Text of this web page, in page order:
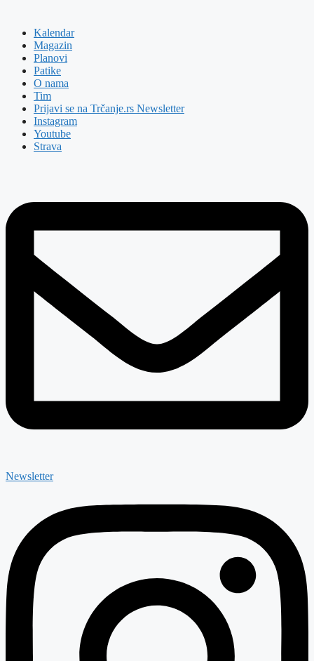
Kalendar
Magazin
Planovi
Patike
O nama
Tim
Prijavi se na Trčanje.rs Newsletter
Instagram
Youtube
Strava
Newsletter